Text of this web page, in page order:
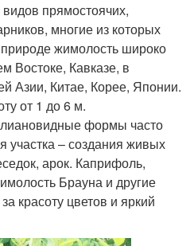
прямостоячих,
многие из которых
жимолость широко
Востоке, Кавказе, в
Азии, Китае, Корее, Японии.
от 1 до 6 м.
формы часто
участка – создания живых
арок. Каприфоль,
Брауна и другие
красоту цветов и яркий